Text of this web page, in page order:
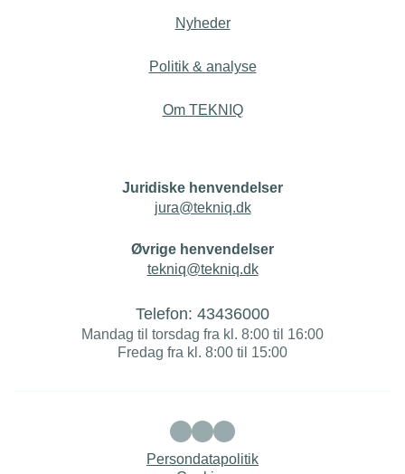
Nyheder
Politik & analyse
Om TEKNIQ
Juridiske henvendelser
jura@tekniq.dk
Øvrige henvendelser
tekniq@tekniq.dk
Telefon: 43436000
Mandag til torsdag fra kl. 8:00 til 16:00
Fredag fra kl. 8:00 til 15:00
Persondatapolitik